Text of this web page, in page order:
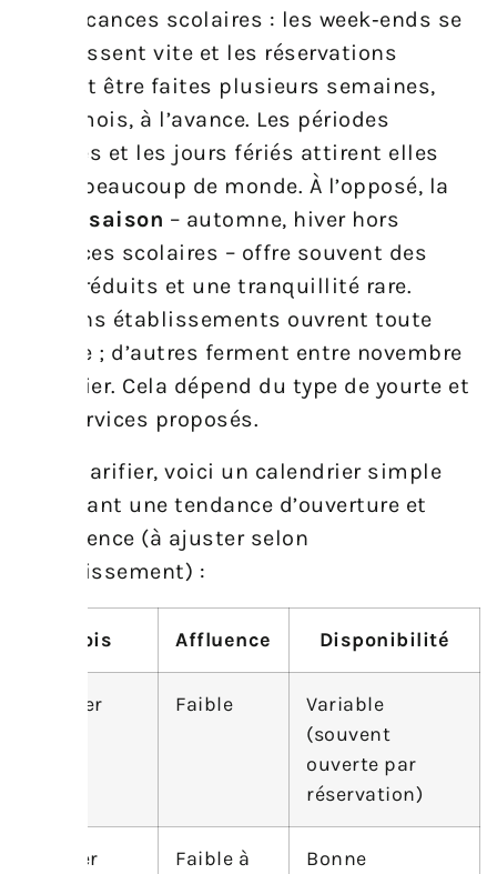
aux vacances scolaires : les week‑ends se
remplissent vite et les réservations
doivent être faites plusieurs semaines,
voire mois, à l’avance. Les périodes
festives et les jours fériés attirent elles
aussi beaucoup de monde. À l’opposé, la
basse saison – automne, hiver hors
vacances scolaires – offre souvent des
tarifs réduits et une tranquillité rare.
Certains établissements ouvrent toute
l’année ; d’autres ferment entre novembre
et février. Cela dépend du type de yourte et
des services proposés.
Pour clarifier, voici un calendrier simple
indiquant une tendance d’ouverture et
d’affluence (à ajuster selon
l’établissement) :
Mois Affluence Disponibilité
Janvier Faible
Variable
(souvent
ouverte par
réservation)
Février
Faible à
Bonne